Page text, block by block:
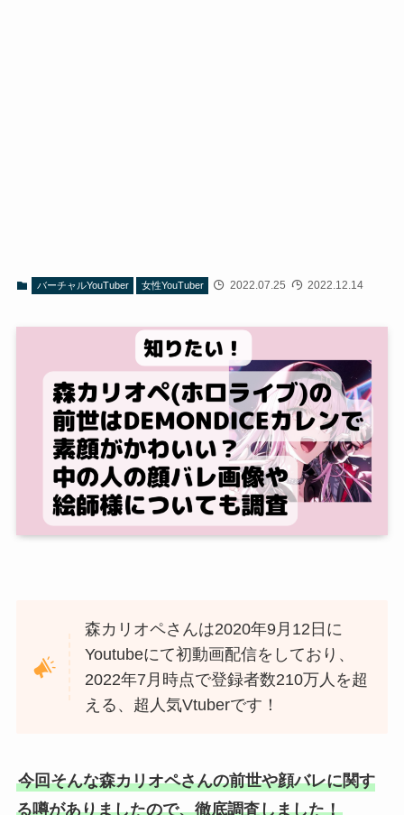
バーチャルYouTuber 女性YouTuber 2022.07.25 2022.12.14
森カリオペさんは2020年9月12日に
Youtubeにて初動画配信をしており、
2022年7月時点で登録者数210万人を超
える、超人気Vtuberです！
今回そんな森カリオペさんの前世や顔バレに関す
る噂がありましたので、徹底調査しました！